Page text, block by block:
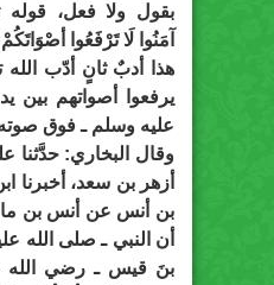
بقول ولا فعل، قوله
آمَنُوا لَا تَرْفَعُوا
هذا أدبٌ ثانٍ أدّب الله
يرفعوا أصواتهم بين
عليه وسلم ـ فوق
وقال البخاري: حدَّثنا
أزهر بن سعد، أخبرنا
بن أنس عن أنس بن
أن النبي ـ صلى الله
بنَ قيس ـ رضي الله